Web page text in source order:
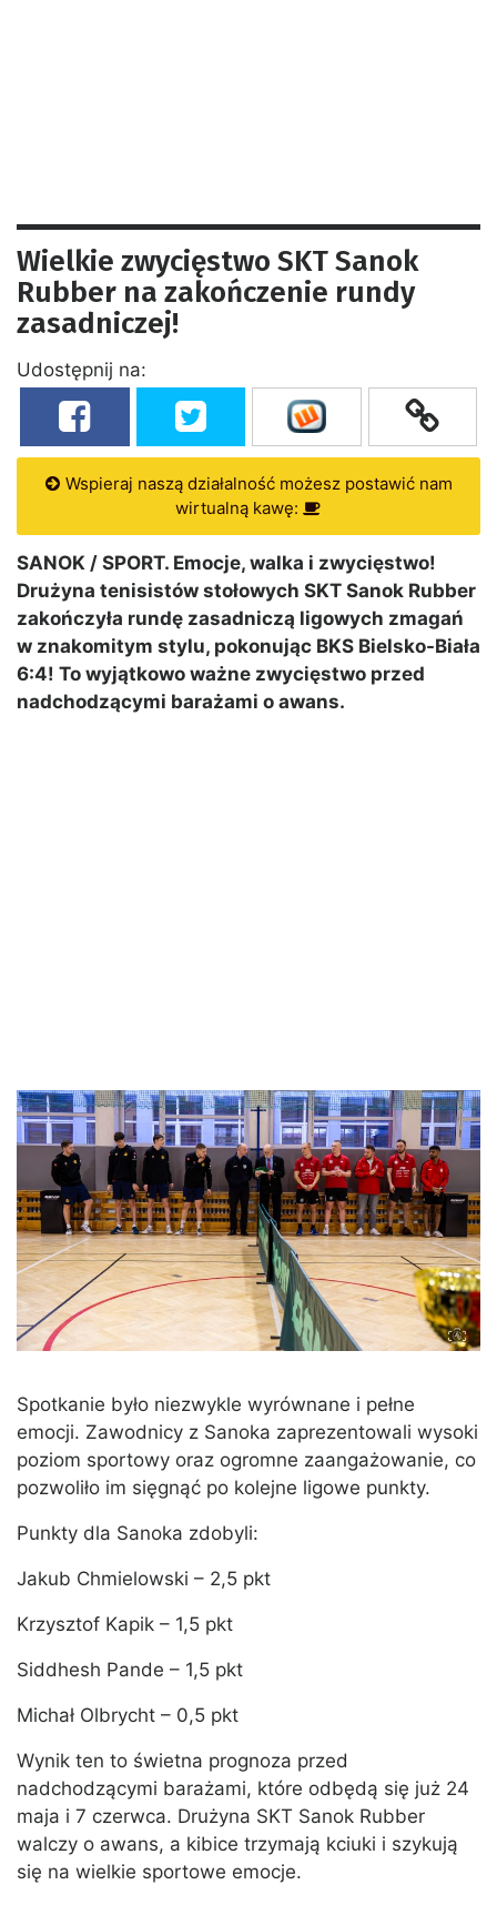
Wielkie zwycięstwo SKT Sanok
Rubber na zakończenie rundy
zasadniczej!
Udostępnij na:
Wspieraj naszą działalność możesz postawić nam
wirtualną kawę:
SANOK / SPORT. Emocje, walka i zwycięstwo!
Drużyna tenisistów stołowych SKT Sanok Rubber
zakończyła rundę zasadniczą ligowych zmagań
w znakomitym stylu, pokonując BKS Bielsko-Biała
6:4! To wyjątkowo ważne zwycięstwo przed
nadchodzącymi barażami o awans.
Spotkanie było niezwykle wyrównane i pełne
emocji. Zawodnicy z Sanoka zaprezentowali wysoki
poziom sportowy oraz ogromne zaangażowanie, co
pozwoliło im sięgnąć po kolejne ligowe punkty.
Punkty dla Sanoka zdobyli:
Jakub Chmielowski – 2,5 pkt
Krzysztof Kapik – 1,5 pkt
Siddhesh Pande – 1,5 pkt
Michał Olbrycht – 0,5 pkt
Wynik ten to świetna prognoza przed
nadchodzącymi barażami, które odbędą się już 24
maja i 7 czerwca. Drużyna SKT Sanok Rubber
walczy o awans, a kibice trzymają kciuki i szykują
się na wielkie sportowe emocje.